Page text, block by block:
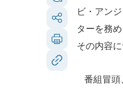
ビ・アン
ターを務
その内容に
番組冒頭